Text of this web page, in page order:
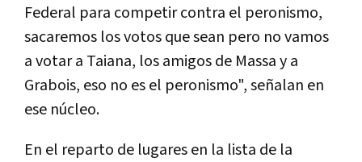
Federal para competir contra el peronismo,
sacaremos los votos que sean pero no vamos
a votar a Taiana, los amigos de Massa y a
Grabois, eso no es el peronismo", señalan en
ese núcleo.
En el reparto de lugares en la lista de la